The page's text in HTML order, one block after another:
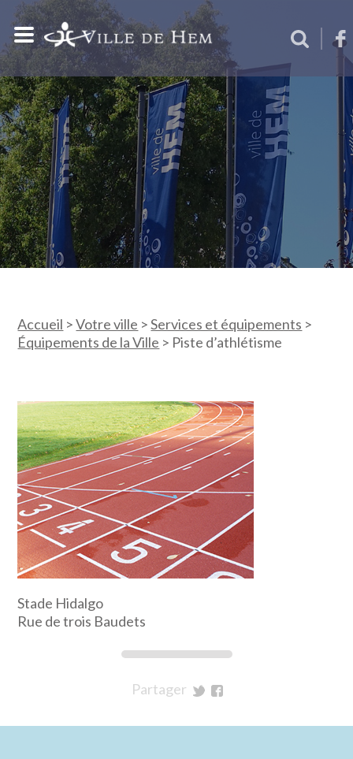
Accueil >Votre ville >Services et équipements >
Équipements de la Ville > Piste d’athlétisme
Stade Hidalgo
Rue de trois Baudets
Partager
Twitter
Facebook